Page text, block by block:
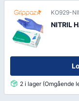
KO929-
NITRIL
2 i lager (Omgående